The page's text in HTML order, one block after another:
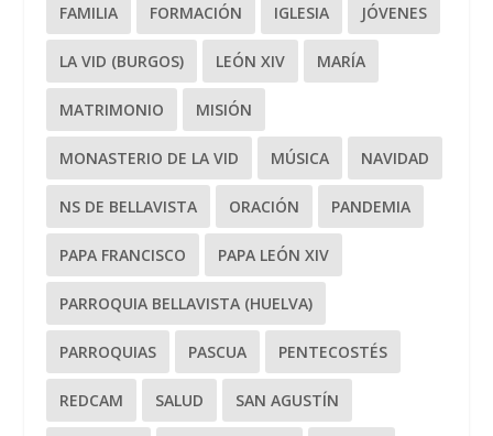
FAMILIA FORMACIÓN IGLESIA JÓVENES
LA VID (BURGOS) LEÓN XIV MARÍA
MATRIMONIO MISIÓN
MONASTERIO DE LA VID MÚSICA NAVIDAD
NS DE BELLAVISTA ORACIÓN PANDEMIA
PAPA FRANCISCO PAPA LEÓN XIV
PARROQUIA BELLAVISTA (HUELVA)
PARROQUIAS PASCUA PENTECOSTÉS
REDCAM SALUD SAN AGUSTÍN